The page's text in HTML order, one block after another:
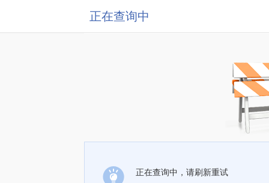
正在查询中
正在查询中，请刷新重试